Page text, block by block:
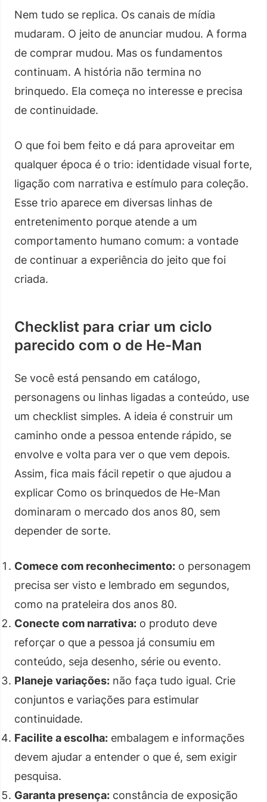
Nem tudo se replica. Os canais de mídia
mudaram. O jeito de anunciar mudou. A forma
de comprar mudou. Mas os fundamentos
continuam. A história não termina no
brinquedo. Ela começa no interesse e precisa
de continuidade.
O que foi bem feito e dá para aproveitar em
qualquer época é o trio: identidade visual forte,
ligação com narrativa e estímulo para coleção.
Esse trio aparece em diversas linhas de
entretenimento porque atende a um
comportamento humano comum: a vontade
de continuar a experiência do jeito que foi
criada.
Checklist para criar um ciclo
parecido com o de He-Man
Se você está pensando em catálogo,
personagens ou linhas ligadas a conteúdo, use
um checklist simples. A ideia é construir um
caminho onde a pessoa entende rápido, se
envolve e volta para ver o que vem depois.
Assim, fica mais fácil repetir o que ajudou a
explicar Como os brinquedos de He-Man
dominaram o mercado dos anos 80, sem
depender de sorte.
Comece com reconhecimento: o personagem
precisa ser visto e lembrado em segundos,
como na prateleira dos anos 80.
Conecte com narrativa: o produto deve
reforçar o que a pessoa já consumiu em
conteúdo, seja desenho, série ou evento.
Planeje variações: não faça tudo igual. Crie
conjuntos e variações para estimular
continuidade.
Facilite a escolha: embalagem e informações
devem ajudar a entender o que é, sem exigir
pesquisa.
Garanta presença: constância de exposição